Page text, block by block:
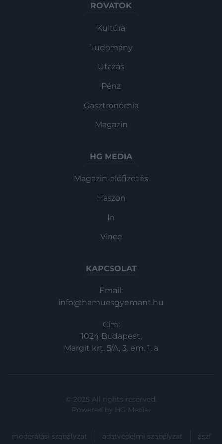
ROVATOK
Kultúra
Tudomány
Utazás
Pénz
Gasztronómia
Magazin
HG MEDIA
Magazin-előfizetés
Haszon
In
Vince
KAPCSOLAT
Email:
info@hamuesgyemant.hu
Cím:
1024 Budapest,
Margit krt. 5/A, 3. em. 1. a
© 2025 All rights reserved.
Powered by HG Media.
moderálási szabályzat adatvédelmi szabályzat ászf